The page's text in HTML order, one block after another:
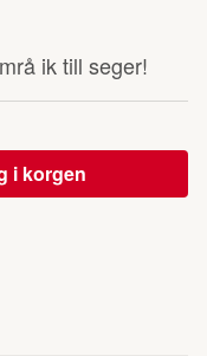
ik till seger!
i korgen